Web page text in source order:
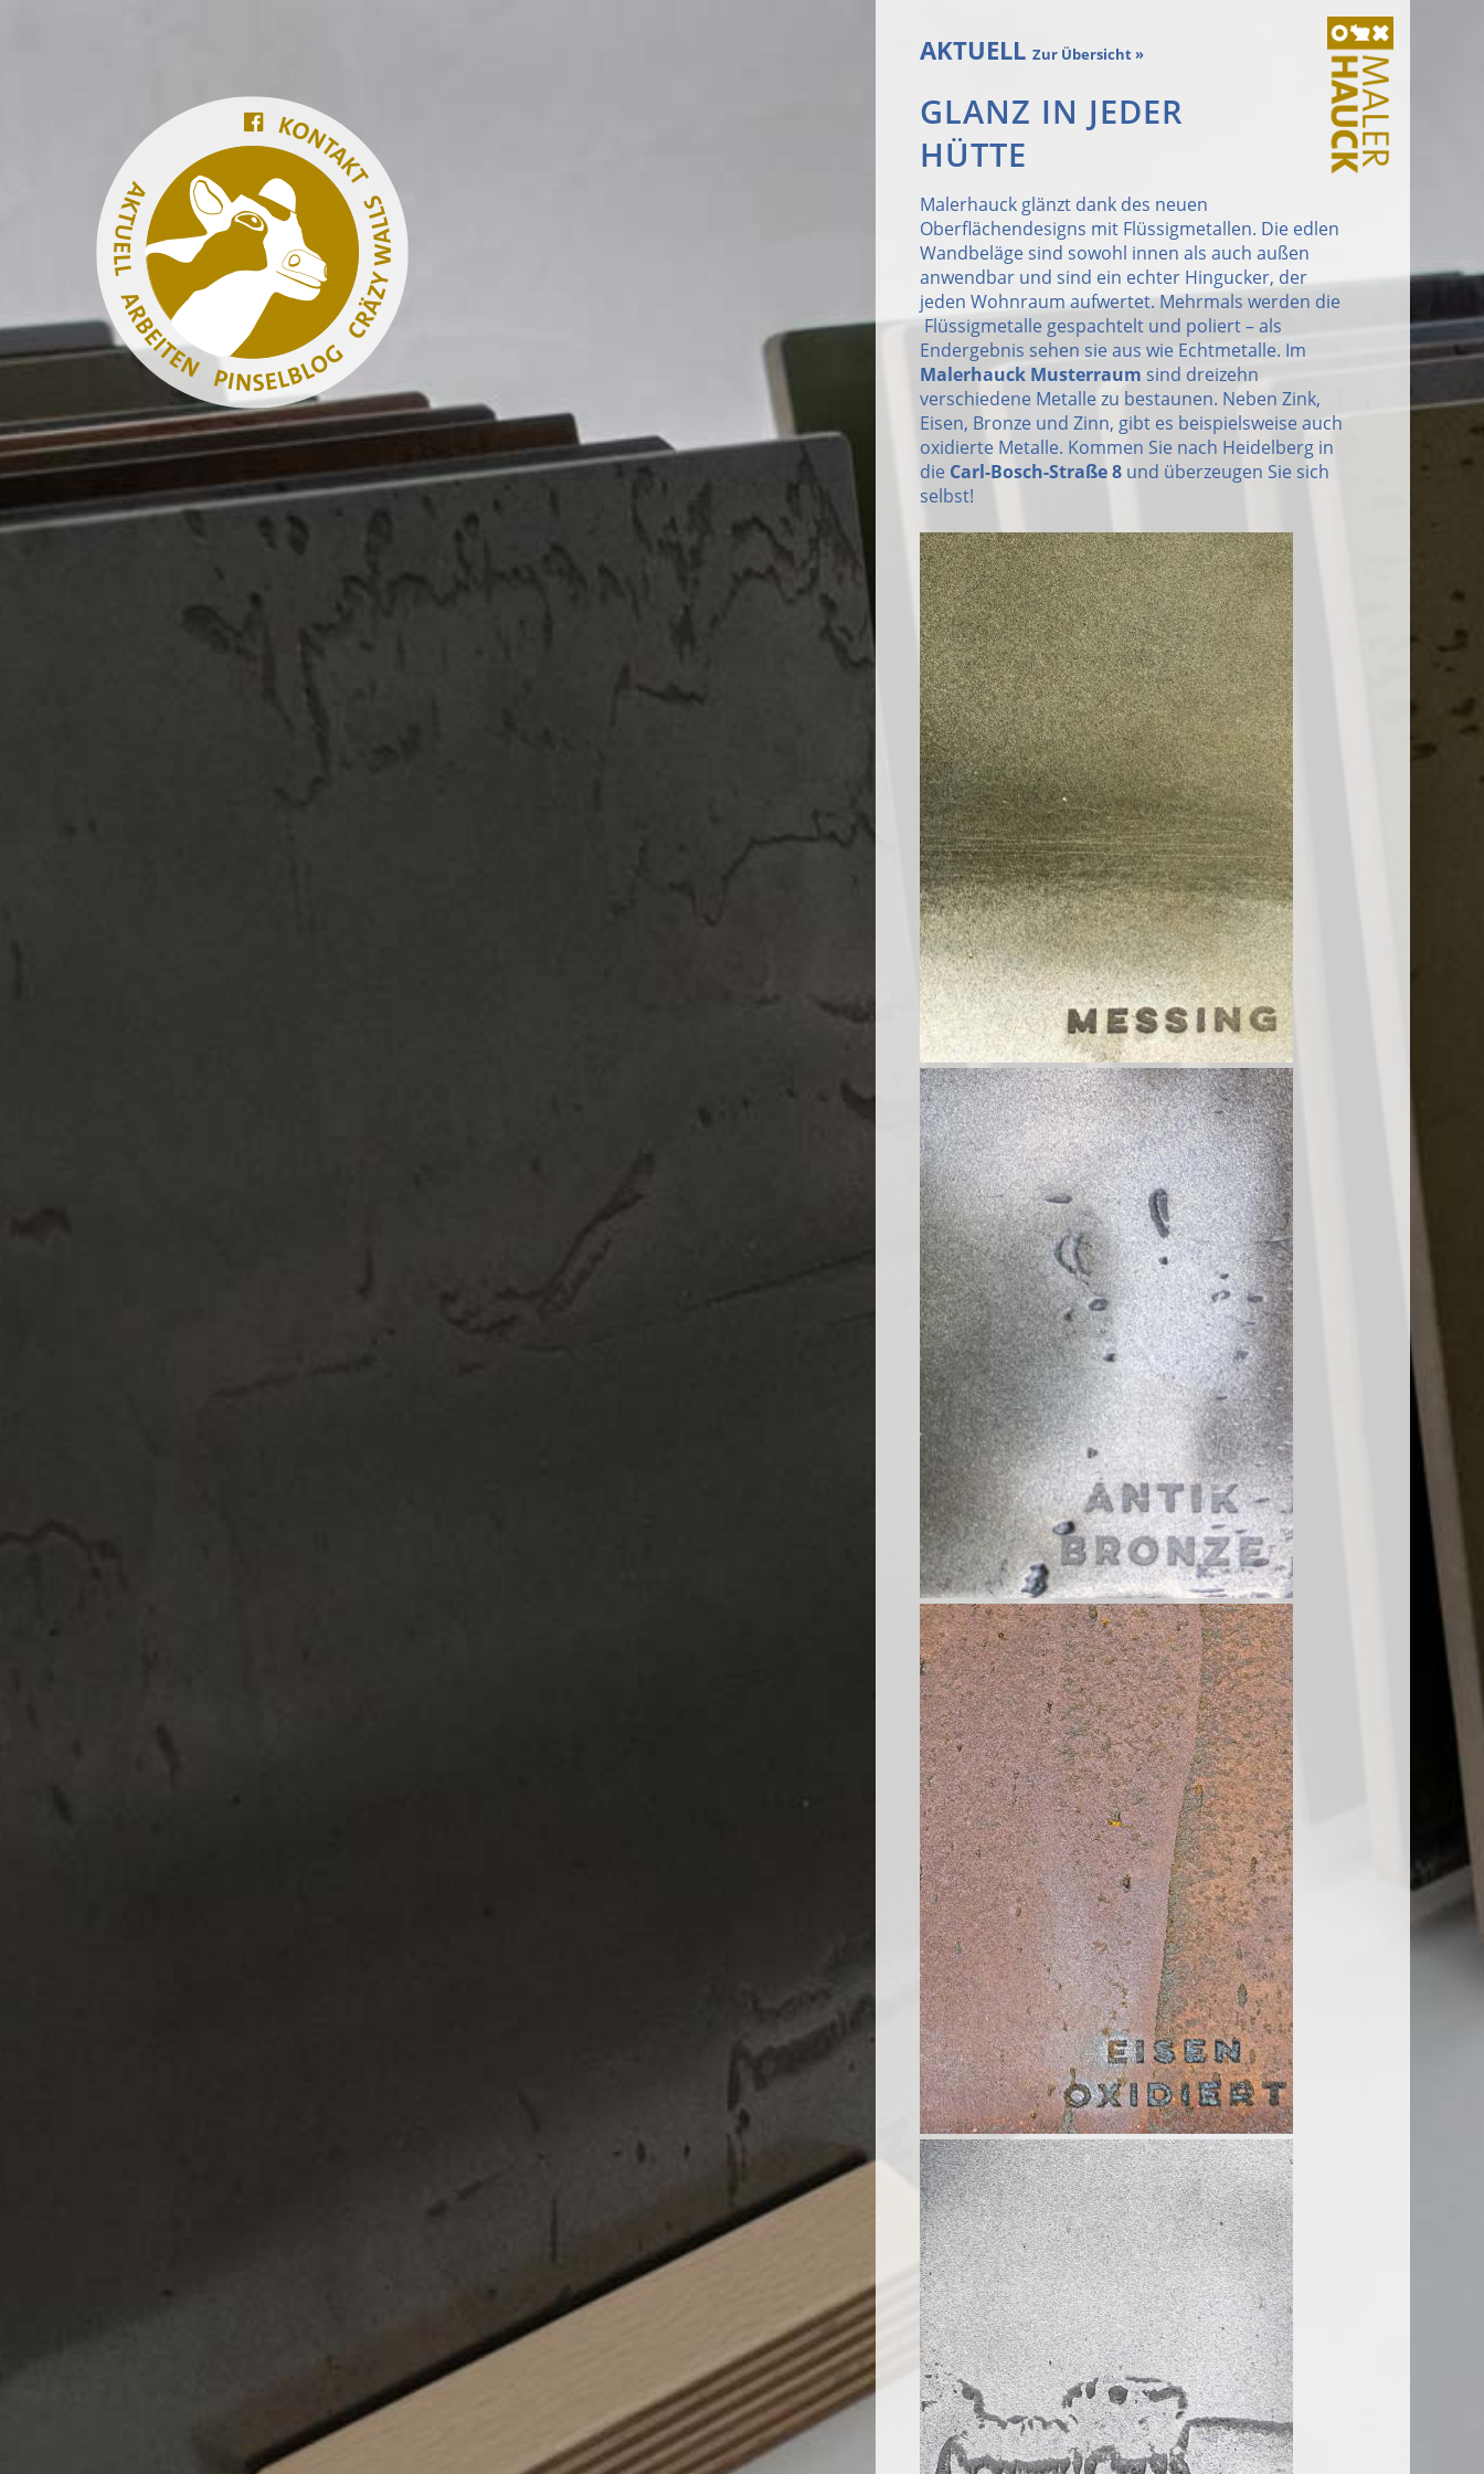
AKTUELL Zur Übersicht »
GLANZ IN JEDER
HÜTTE
Malerhauck glänzt dank des neuen
Oberflächendesigns mit Flüssigmetallen. Die edlen
Wandbeläge sind sowohl innen als auch außen
anwendbar und sind ein echter Hingucker, der
jeden Wohnraum aufwertet. Mehrmals werden die
Flüssigmetalle gespachtelt und poliert – als
Endergebnis sehen sie aus wie Echtmetalle. Im
Malerhauck Musterraum sind dreizehn
verschiedene Metalle zu bestaunen. Neben Zink,
Eisen, Bronze und Zinn, gibt es beispielsweise auch
oxidierte Metalle. Kommen Sie nach Heidelberg in
die Carl-Bosch-Straße 8und überzeugen Sie sich
selbst!